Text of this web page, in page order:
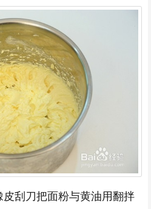
刮刀把面粉与黄油用翻拌